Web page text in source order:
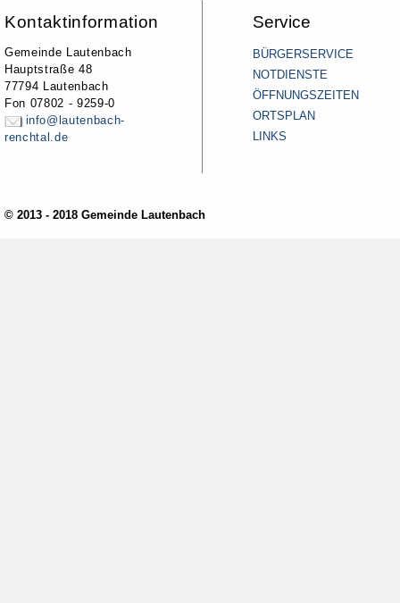
Kontaktinformation
Gemeinde Lautenbach
Hauptstraße 48
77794 Lautenbach
Fon 07802 - 9259-0
info@lautenbach-
renchtal.de
Service
BÜRGERSERVICE
NOTDIENSTE
ÖFFNUNGSZEITEN
ORTSPLAN
LINKS
© 2013 - 2018 Gemeinde Lautenbach